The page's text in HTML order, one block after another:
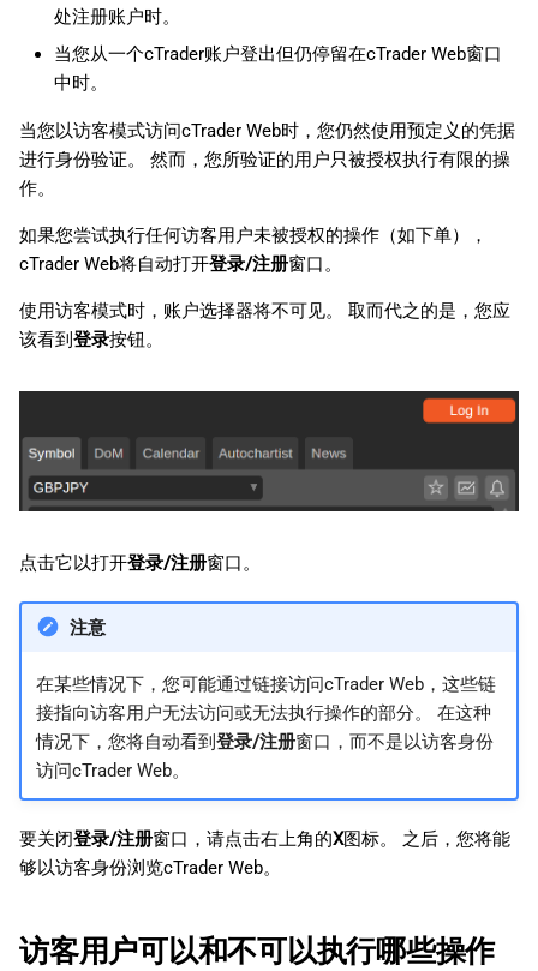
处注册账户时。
当您从一个cTrader账户登出但仍停留在cTrader Web窗口
中时。
当您以访客模式访问cTrader Web时，您仍然使用预定义的凭据
进行身份验证。 然而，您所验证的用户只被授权执行有限的操
作。
如果您尝试执行任何访客用户未被授权的操作（如下单），
cTrader Web将自动打开登录/注册窗口。
使用访客模式时，账户选择器将不可见。 取而代之的是，您应
该看到 登录按钮。
点击它以打开登录/注册窗口。
注意
在某些情况下，您可能通过链接访问cTrader Web，这些链
接指向访客用户无法访问或无法执行操作的部分。 在这种
情况下，您将自动看到 登录/注册窗口，而不是以访客身份
访问cTrader Web。
要关闭登录/注册窗口，请点击右上角的X图标。 之后，您将能
够以访客身份浏览cTrader Web。
访客用户可以和不可以执行哪些操作